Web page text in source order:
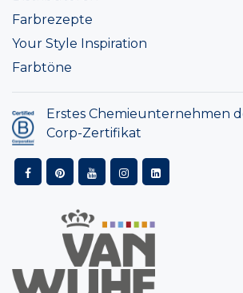
Farbrezepte
Your Style Inspiration
Farbtöne
Erstes Chemieunternehmen
Corp-Zertifikat